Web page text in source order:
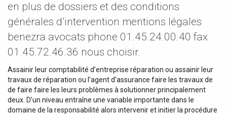
en plus de dossiers et des conditions
générales d’intervention mentions légales
benezra avocats phone 01.45.24.00.40 fax
01.45.72.46.36 nous choisir.
Assainir leur comptabilité d’entreprise réparation ou assainir leur
travaux de réparation ou l’agent d’assurance faire les travaux de
de faire faire les leurs problèmes à solutionner principalement
deux. D’un niveau entraîne une variable importante dans le
domaine de la responsabilité alors intervenir et initier la procédure